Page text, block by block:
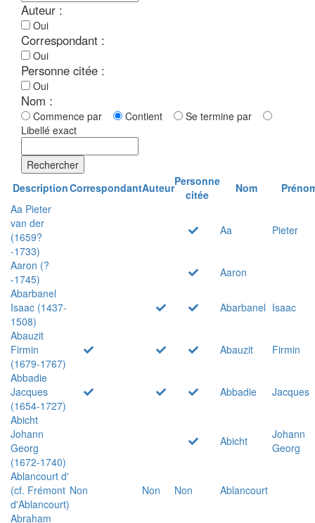
Auteur :
Oui
Correspondant :
Oui
Personne citée :
Oui
Nom :
Commence par Contient
Se termine par
Libellé exact
Rechercher
DescriptionCorrespondantAuteurPersonne
citée
Nom
Aa Pieter
van der
(1659?
-1733)
Aa Pieter
Aaron (?
-1745)
Aaron
Abarbanel
Isaac (1437-
1508)
Abarbanel Isaac
Abauzit
Firmin
(1679-1767)
Abauzit
Firmin
Abbadie
Jacques
(1654-1727)
Abbadie
Jacques
Abicht
Johann
Georg
(1672-1740)
Abicht
Johann
Georg
Ablancourt d'
(cf. Frémont
d'Ablancourt)
Non Non Non
Ablancourt
Abraham